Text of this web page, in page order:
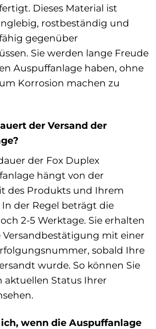
Dieses Material ist
rostbeständig und
gegenüber
Sie werden lange Freude
Auspuffanlage haben, ohne
Korrosion machen zu
der Versand der
der Fox Duplex
hängt von der
des Produkts und Ihrem
der Regel beträgt die
2-5 Werktage. Sie erhalten
Versandbestätigung mit einer
sobald Ihre
wurde. So können Sie
aktuellen Status Ihrer
wenn die Auspuffanlage